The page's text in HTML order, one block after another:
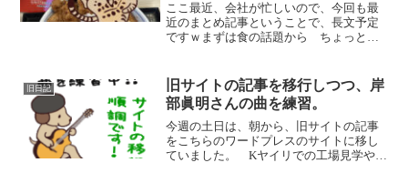
ここ最近、会社が忙しいので、今回も最
近のまとめ記事ということで、長文予定
ですｗまずは食の話題から ちょっと前
てきました。 ずばりの評価ですが、
「かつ屋」のメニュー...
旧日記
旧サイトの記事を移行しつつ、岸
部眞明さんの曲を練習。
今週の土日は、朝から、旧サイトの記事
をこちらのワードプレスのサイトに移し
ていました。 Kヤイリでの工場見学やオ